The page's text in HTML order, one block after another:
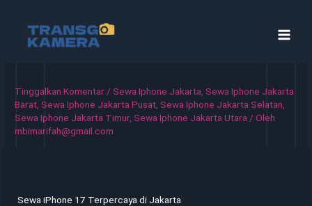
konten
Tinggalkan Komentar / Sewa Iphone Jakarta Sewa Iphone Jakarta
Barat Sewa Iphone Jakarta Pusat Sewa Iphone Jakarta Selatan
Sewa Iphone Jakarta Timur, Sewa Iphone Jakarta Utara / Oleh
mbimarifah@gmail.com
Sewa iPhone 17 Terpercaya di Jakarta